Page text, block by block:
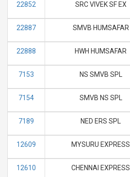
22852 SRC VIVEK SF EX
22887 SMVB HUMSAFAR
22888 HWH HUMSAFAR
7153 NS SMVB SPL
7154 SMVB NS SPL
7189 NED ERS SPL
12609 MYSURU EXPRESS
12610 CHENNAI EXPRESS